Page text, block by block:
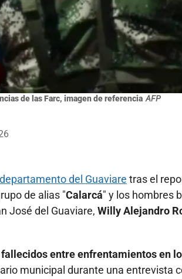
de las Farc, imagen de referencia AFP
del Guaviare tras el
de alias "Calarcá" y los hombres
José del Guaviare, Willy Alejandro
entre enfrentamientos en
municipal durante una entrevista